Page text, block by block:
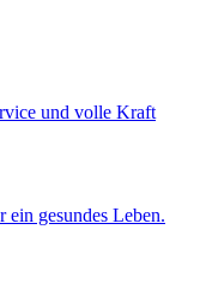
und volle Kraft
ein gesundes Leben.